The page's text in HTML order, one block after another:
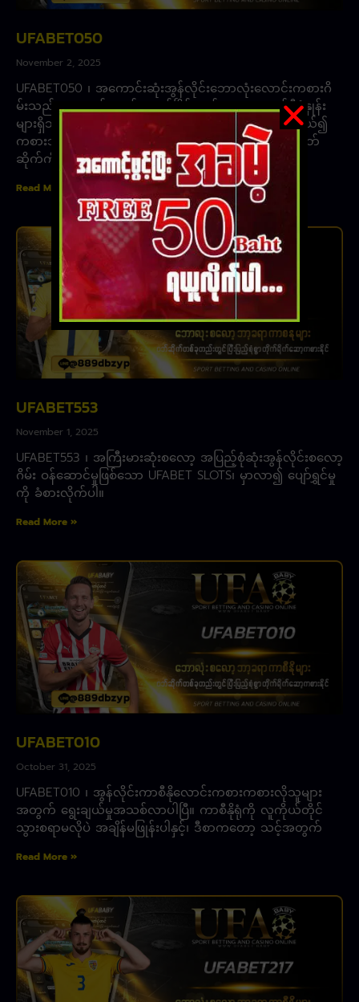
UFABET050
November 2, 2025
UFABET050 ၊ အကောင်းဆုံးအွန်လိုင်းဘောလုံးလောင်းကစားဂိ
မ်းသည် ဘေးကင်းသည်၊ တည်ငြိမ်သည်၊ ကမ္ဘာ့အဆင့်မီစံနှုန်း
များရှိသည်။ အကောင်းဆုံးအွန်လိုင်းကာစီနိုဂိမ်းများ အကယ်၍
ကစားသမားတစ်ဦးသည် တိုက်ရိုက်ဝဘ်လောင်းကစားဝက်ဘ်
ဆိုက်ကို
Read More »
UFABET553
November 1, 2025
UFABET553 ၊ အကြီးမားဆုံးစလော့ အပြည့်စုံဆုံးအွန်လိုင်းစလော့
ဂိမ်း ဝန်ဆောင်မှုဖြစ်သော UFABET SLOTS၊ မှာလာ၍ ပျော်ရွှင်မှု
ကို ခံစားလိုက်ပါ။
Read More »
UFABET010
October 31, 2025
UFABET010 ၊ အွန်လိုင်းကာစီနိုလောင်းကစားကစားလိုသူများ
အတွက် ရွေးချယ်မှုအသစ်လာပါပြီ။ ကာစီနိုရုံကို လူကိုယ်တိုင်
သွားစရာမလိုပဲ အချိန်မဖြုန်းပါနှင့်၊ ဒီစာကတော့ သင့်အတွက်
Read More »